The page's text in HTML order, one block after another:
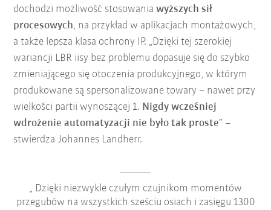
dochodzi możliwość stosowaniawyższych sił
procesowych, na przykład w aplikacjach montażowych,
a także lepsza klasa ochrony IP. „Dzięki tej szerokiej
wariancji LBR iisy bez problemu dopasuje się do szybko
zmieniającego się otoczenia produkcyjnego, w którym
produkowane są spersonalizowane towary – nawet przy
wielkości partii wynoszącej 1. Nigdy wcześniej
wdrożenie automatyzacji nie było tak proste” –
stwierdza Johannes Landherr.
Dzięki niezwykle czułym czujnikom momentów
przegubów na wszystkich sześciu osiach i zasięgu 1300